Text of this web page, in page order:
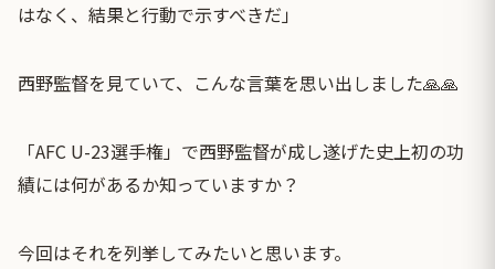
はなく、結果と行動で示すべきだ」
西野監督を見ていて、こんな言葉を思い出しました🙏🙏
「AFC U-23選手権」で西野監督が成し遂げた史上初の功
績には何があるか知っていますか？
今回はそれを列挙してみたいと思います。